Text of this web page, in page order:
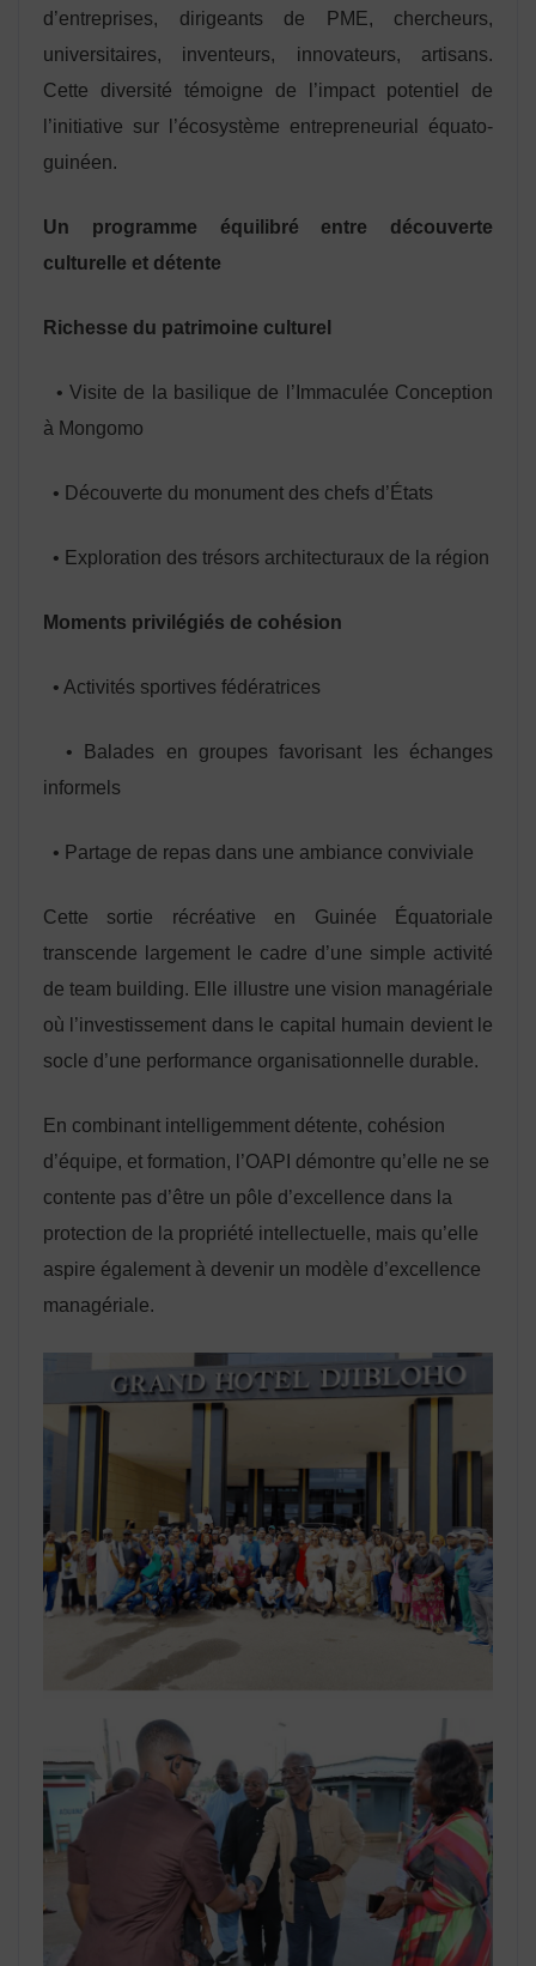
d’entreprises, dirigeants de PME, chercheurs,
universitaires, inventeurs, innovateurs, artisans.
Cette diversité témoigne de l’impact potentiel de
l’initiative sur l’écosystème entrepreneurial équato-
guinéen.
Un programme équilibré entre découverte
culturelle et détente
Richesse du patrimoine culturel
• Visite de la basilique de l’Immaculée Conception
à Mongomo
• Découverte du monument des chefs d’États
• Exploration des trésors architecturaux de la région
Moments privilégiés de cohésion
• Activités sportives fédératrices
• Balades en groupes favorisant les échanges
informels
• Partage de repas dans une ambiance conviviale
Cette sortie récréative en Guinée Équatoriale
transcende largement le cadre d’une simple activité
de team building. Elle illustre une vision managériale
où l’investissement dans le capital humain devient le
socle d’une performance organisationnelle durable.
En combinant intelligemment détente, cohésion
d’équipe, et formation, l’OAPI démontre qu’elle ne se
contente pas d’être un pôle d’excellence dans la
protection de la propriété intellectuelle, mais qu’elle
aspire également à devenir un modèle d’excellence
managériale.